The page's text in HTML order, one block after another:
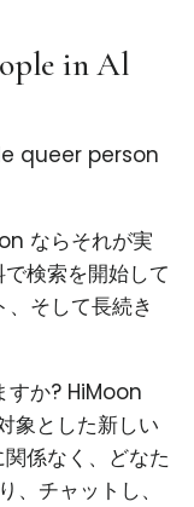
in Al
queer person
ならそれが実
検索を開始して
そして長続き
すか? HiMoon
象とした新しい
係なく、どなた
、チャットし、